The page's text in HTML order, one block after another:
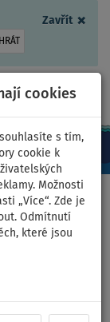
Zavřít ×
cookies
s tím,
cookie k
Možnosti
„Více“. Zde je
Odmítnutí
které jsou
090 0ks
>TOURING
-